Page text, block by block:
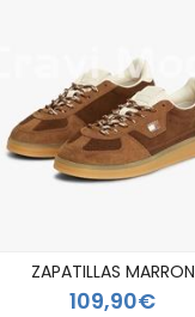
ZAPATILLAS MARRON
109,90€